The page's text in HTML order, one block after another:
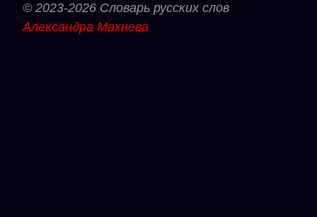
© 2023-2026 Словарь русских слов
Александра Махнева